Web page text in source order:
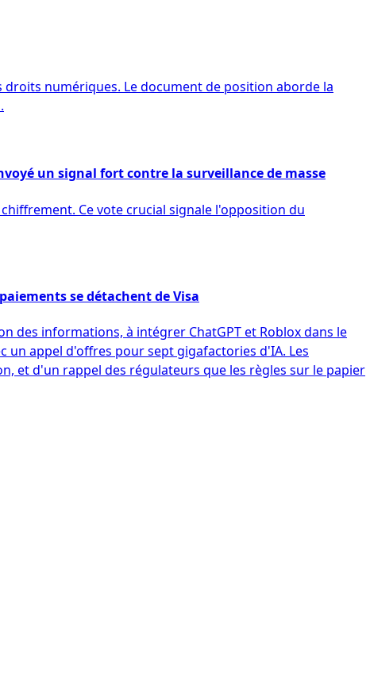
droits numériques. Le document de position aborde la
un signal fort contre la surveillance de masse
Ce vote crucial signale l'opposition du
se détachent de Visa
des informations, à intégrer ChatGPT et Roblox dans le
un appel d'offres pour sept gigafactories d'IA. Les
et d'un rappel des régulateurs que les règles sur le papier